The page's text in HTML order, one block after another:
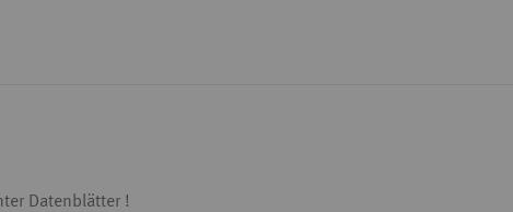
Datenblätter !